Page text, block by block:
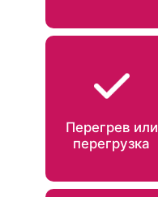
Перегрев или
перегрузка